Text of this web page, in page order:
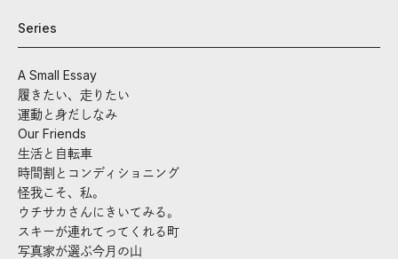
Series
A Small Essay
履きたい、走りたい
運動と身だしなみ
Our Friends
生活と自転車
時間割とコンディショニング
怪我こそ、私。
ウチサカさんにきいてみる。
スキーが連れてってくれる町
写真家が選ぶ今月の山